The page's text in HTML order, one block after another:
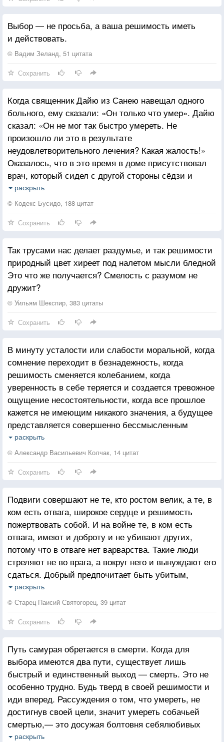
Выбор — не просьба, а ваша решимость иметь
и действовать.
© Вадим Зеланд, 51 цитата
Сохранить
Когда священник Дайю из Санею навещал одного
больного, ему сказали: «Он только что умер». Дайю
сказал: «Он не мог так быстро умереть. Не
произошло ли это в результате
неудовлетворительного лечения? Какая жалость!»
Оказалось, что в это время в доме присутствовал
врач, который сидел с другой стороны сёдзи и
услышал эти слова. Он необычайно рассердился,
вышел и сказал: «Я слышал, как вы сказали, что
лечения. Поскольку я довольно неопытный врач,
это, вероятно, так. Я слышал, что священник
воплощает в себе силу буддийского закона.
Давайте посмотрим, как вы вернете к жизни этого
мертвого человека, ибо без такого доказательства
буддизм — лишь пустой звук».
Дайю пришел в замешательство, но, понимая, что
буддизм, не подал вида и отвечал: «Я
действительно покажу вам, как вернуть его к жизни
с помощью молитвы. Пожалуйста, подождите
немного. Я должен подготовиться». После этого он
вернулся в храм. Вскоре он снова пришел и, сев
рядом с телом, погрузился в медитацию. Прошло
совсем немного времени, и мертвец начал дышать,
а затем полностью ожил. Говорят, что он прожил
еще полгода. Поскольку священник Таннэн сам
услышал об этом от очевидца, ошибки здесь быть
не может.
«Подобные вещи не практикуются в нашей секте,
поэтому я не знал, как нужно молиться. Я просто
укрепил в себе решимость отдать жизнь во имя
Будды, вернулся в храм, наточил короткий меч,
который был преподнесен в дар храму, и спрятал
его в своем одеянии. Затем я сел перед мертвецом
и начал молиться: «Если сила буддийского закона
существует, немедленно возвратись к жизни».
Поскольку я связал себя клятвой, то, если бы он не
вернулся к жизни, я был готов вспороть себе живот
и умереть, сжимая труп в своих объятиях».
раскрыть
© Кодекс Бусидо, 188 цитат
Сохранить
Так трусами нас делает раздумье, и так решимости
природный цвет хиреет под налетом мысли бледной
Это что же получается? Смелость с разумом не
дружит?
© Уильям Шекспир, 383 цитаты
Сохранить
В минуту усталости или слабости моральной, когда
сомнение переходит в безнадежность, когда
решимость сменяется колебанием, когда
уверенность в себе теряется и создается тревожное
ощущение несостоятельности, когда все прошлое
кажется не имеющим никакого значения, а будущее
представляется совершенно бессмысленным
и бесцельным, в такие минуты я прежде всегда
обращался к мыслям о Вас, находя в них и во всем,
средство преодолеть это состояние.
раскрыть
© Александр Васильевич Колчак, 14 цитат
Сохранить
Подвиги совершают не те, кто ростом велик, а те, в
ком есть отвага, широкое сердце и решимость
пожертвовать собой. И на войне те, в ком есть
отвага, имеют и доброту и не убивают других,
потому что в отваге нет варварства. Такие люди
стреляют не во врага, а вокруг него и вынуждают его
сдаться. Добрый предпочитает быть убитым,
нежели убивать. Человек, настроенный таким
образом, приемлет божественные силы. Люди же
прикрывают наглостью, боятся и самих себя, и
других и потому от страха стреляют без остановки.
раскрыть
© Старец Паисий Святогорец, 39 цитат
Сохранить
Путь самурая обретается в смерти. Когда для
выбора имеются два пути, существует лишь
быстрый и единственный выход — смерть. Это не
особенно трудно. Будь тверд в своей решимости и
иди вперед. Рассуждения о том, что умереть, не
достигнув своей цели, значит умереть собачьей
смертью,— это досужая болтовня себялюбивых
людей. Когда ты стоишь перед необходимостью
раскрыть